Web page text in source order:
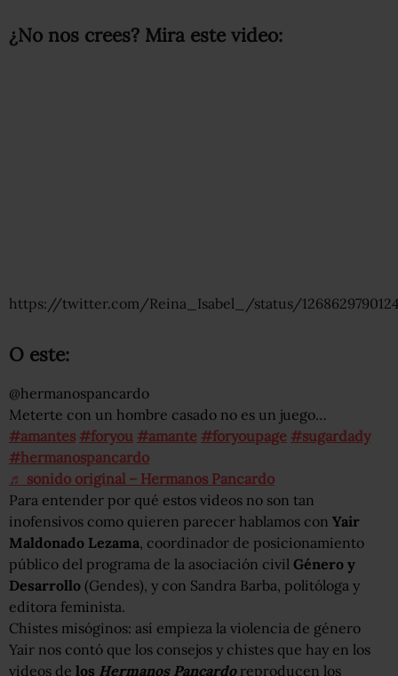
¿No nos crees? Mira este video:
https://twitter.com/Reina_Isabel_/status/
O este:
@hermanospancardo
Meterte con un hombre casado no es un juego…
#amantes #foryou #amante #foryoupage #sugardady
#hermanospancardo
♬ sonido original – Hermanos Pancardo
Para entender por qué estos videos no son tan
inofensivos como quieren parecer hablamos con Yair
Maldonado Lezama , coordinador de posicionamiento
público del programa de la asociación civil Género y
Desarrollo (Gendes), y con Sandra Barba, politóloga y
editora feminista.
Chistes misóginos: así empieza la violencia de género
Yair nos contó que los consejos y chistes que hay en los
videos de los Hermanos Pancardoreproducen los